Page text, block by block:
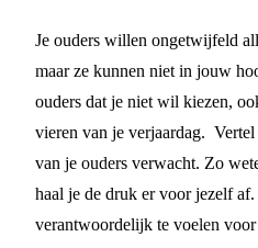
Je ouders willen ongetwijfeld
maar ze kunnen niet in jouw
ouders dat je niet wil kiezen,
vieren van je verjaardag.
van je ouders verwacht. Zo
haal je de druk er voor jezelf
verantwoordelijk te voelen